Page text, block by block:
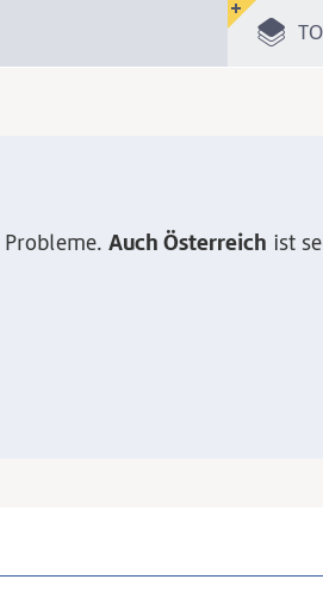
Probleme.Auch Österreich ist